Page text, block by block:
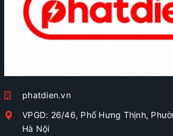
phatdien.vn
VPGD: 26/46, Phố Hưng Thịnh,
Hà Nội